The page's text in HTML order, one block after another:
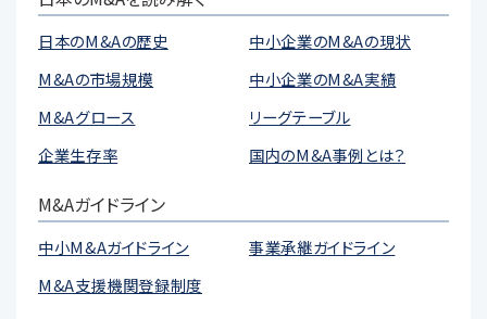
日本のM&Aの歴史
中小企業のM&Aの現状
M&Aの市場規模
中小企業のM&A実績
M&Aグロース
リーグテーブル
企業生存率
国内のM&A事例とは？
M&Aガイドライン
中小M&Aガイドライン
事業承継ガイドライン
M&A支援機関登録制度